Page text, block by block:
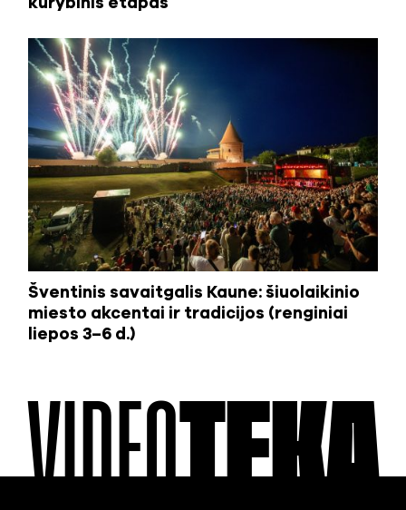
kūrybinis etapas
Šventinis savaitgalis Kaune: šiuolaikinio
miesto akcentai ir tradicijos (renginiai
liepos 3–6 d.)
VIDEOTEKA